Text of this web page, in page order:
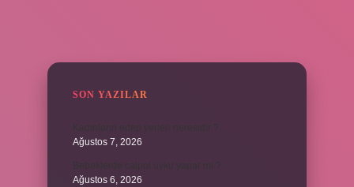
SON YAZILAR
Ağustos 7, 2026
Ağustos 6, 2026